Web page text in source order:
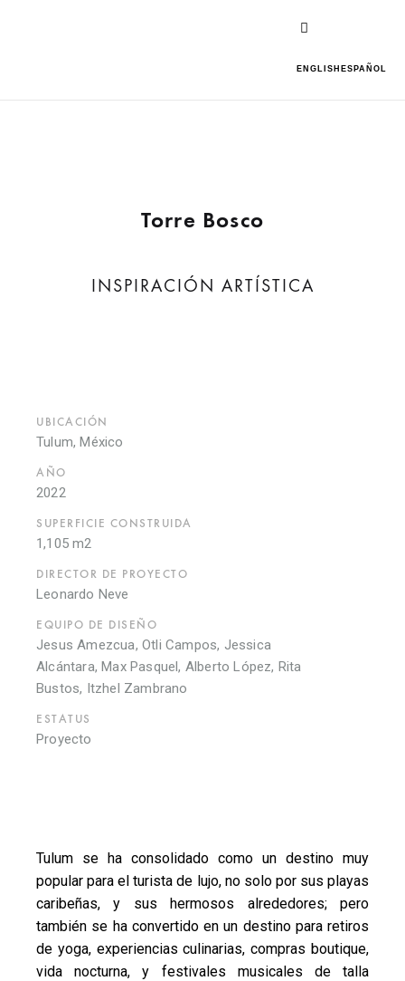
ENGLISH ESPAÑOL
Torre Bosco
INSPIRACIÓN ARTÍSTICA
UBICACIÓN
Tulum, México
AÑO
2022
SUPERFICIE CONSTRUIDA
1,105 m2
DIRECTOR DE PROYECTO
Leonardo Neve
EQUIPO DE DISEÑO
Jesus Amezcua, Otli Campos, Jessica
Alcántara, Max Pasquel, Alberto López, Rita
Bustos, Itzhel Zambrano
ESTATUS
Proyecto
Tulum se ha consolidado como un destino muy
popular para el turista de lujo, no solo por sus playas
caribeñas, y sus hermosos alrededores; pero
también se ha convertido en un destino para retiros
de yoga, experiencias culinarias, compras boutique,
vida nocturna, y festivales musicales de talla